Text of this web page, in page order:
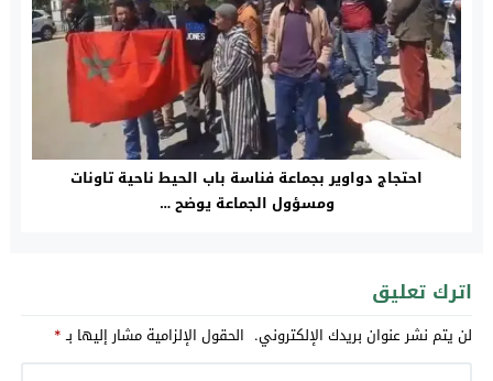
احتجاج دواوير بجماعة فناسة باب الحيط ناحية تاونات
ومسؤول الجماعة يوضح …
اترك تعليق
لن يتم نشر عنوان بريدك الإلكتروني. الحقول الإلزامية مشار إليها بـ*